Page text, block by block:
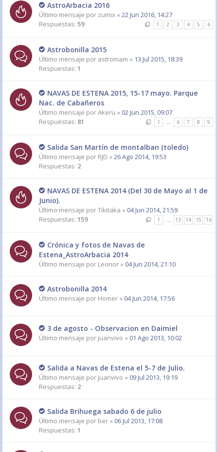
AstroArbacia 2016
Último mensaje por zumix « 22 Jun 2016, 14:27
Respuestas: 59 1 2 3 4 5 6
Astrobonilla 2015
Último mensaje por astromam « 13 Jul 2015, 18:39
Respuestas: 1
NAVAS DE ESTENA 2015, 15-17 mayo. Parque
Nac. de Cabañeros
Último mensaje porAkeru « 02 Jun 2015, 09:07
Respuestas: 81 1 … 6 7 8 9
Salida San Martín de montalban (toledo)
Último mensaje por RJD « 26 Ago 2014, 19:53
Respuestas: 2
NAVAS DE ESTENA 2014 (Del 30 de Mayo al 1 de
Junio).
Último mensaje porTikitaka « 04 Jun 2014, 21:59
Respuestas: 159 1 … 13 14 15 16
Crónica y fotos de Navas de
Estena_AstroArbacia 2014
Último mensaje por Leonor « 04 Jun 2014, 21:10
Astrobonilla 2014
Último mensaje por Homer « 04 Jun 2014, 17:56
3 de agosto - Observacion en Daimiel
Último mensaje por juanvivo « 01 Ago 2013, 10:02
Salida a Navas de Estena el 5-7 de Julio.
Último mensaje por juanvivo « 09 Jul 2013, 19:19
Respuestas: 2
Salida Brihuega sabado 6 de julio
Último mensaje por ber « 06 Jul 2013, 17:08
Respuestas: 1